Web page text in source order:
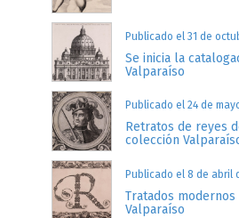
Publicado el 31 de
Se inicia la
Valparaíso
Publicado el 24 de
Retratos de reyes
colección
Publicado el 8 de abril
Tratados
Valparaíso